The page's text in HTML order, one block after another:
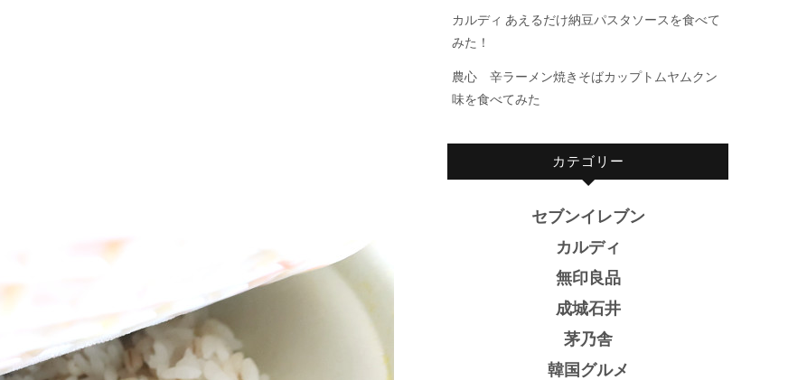
カルディ あえるだけ納豆パスタソースを食べて
みた！
農心 辛ラーメン焼きそばカップトムヤムクン
味を食べてみた
カテゴリー
セブンイレブン
カルディ
無印良品
成城石井
茅乃舎
韓国グルメ